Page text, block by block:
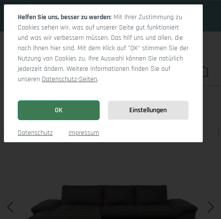
Du hast 0
Sitz Concept smart 1007 Canape Medium L
Bildergalerie überspringen
Helfen Sie uns, besser zu werden: Mit Ihrer Zustimmung zu
Cookies sehen wir, was auf unserer Seite gut funktioniert
und was wir verbessern müssen. Das hilf uns und allen, die
nach Ihnen hier sind. Mit dem Klick auf "OK" stimmen Sie der
Nutzung von Cookies zu. Ihre Auswahl können Sie natürlich
jederzeit ändern. Weitere Informationen finden Sie auf
unseren Datenschutz-Seiten.
OK Einstellungen
Datenschutz Impressum